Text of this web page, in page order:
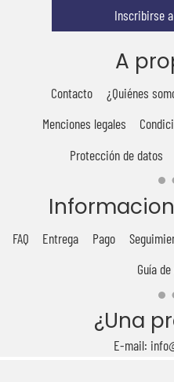
Inscribirse
A
Contacto ¿Quiénes
Menciones legales
Protección de datos
FAQ Entrega Pago
Guía
¿Una
E-mail: